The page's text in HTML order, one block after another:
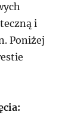
i
Poniżej